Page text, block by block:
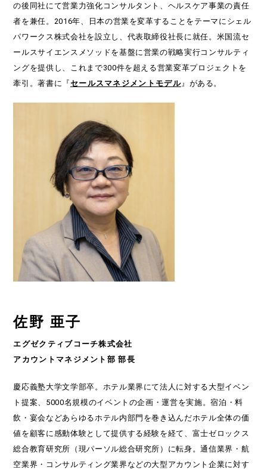
の後同社にて営業力強化コンサルタント、ヘルスケア事業の責任
者を兼任。2016年、日本の営業を変革することをテーマにシェル
パワークス株式会社を設立し、代表取締役社長に就任。米国流セ
ールスサイエンスメソッドを基盤に営業の戦略実行コンサルティ
ングを提供し、これまで300件を超える営業変革プロジェクトを
牽引。著書に『セールスマネジメントモデル』がある。
佐野 亜子
エグゼクティブコーチ株式会社
アカウントマネジメント部 部長
慶応義塾大学文学部卒。ホテル業界にて法人に対する大型イベン
ト提案、5000名規模のイベントの企画・運営を実施。宿泊・料
飲・宴会などあらゆるホテル内部門を巻き込んだホテル全体の価
値を顧客に感動体験として提供する経験を経て、富士ゼロックス
総合教育研究所（現パーソル総合研究所）に転身。通信業界・航
空業界・コンサルティング業界などの大型アカウント企業に対す